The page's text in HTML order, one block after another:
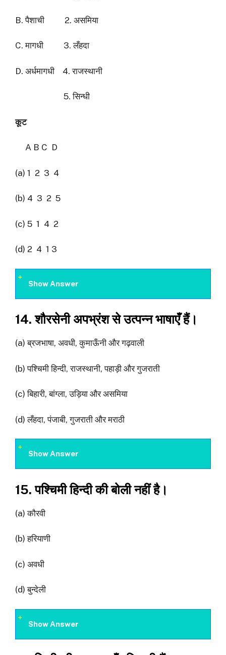
B. पैशाची 2. असमिया
C. मागधी 3. लँहदा
D. अर्धमागधी 4. राजस्थानी
5. सिन्धी
कूट
A B C D
(a) 1 2 3 4
(b) 4 3 2 5
(c) 5 1 4 2
(d) 2 4 1 3
Show Answer
14. शौरसेनी अपभ्रंश से उत्पन्न भाषाएँ हैं।
(a) ब्रजभाषा, अवधी, कुमाऊँनी और गढ़वाली
(b) पश्चिमी हिन्दी, राजस्थानी, पहाड़ी और गुजराती
(c) बिहारी, बांग्ला, उड़िया और असमिया
(d) लँहदा, पंजाबी, गुजराती और मराठी
Show Answer
15. पश्चिमी हिन्दी की बोली नहीं है।
(a) कौरवी
(b) हरियाणी
(c) अवधी
(d) बुन्देली
Show Answer